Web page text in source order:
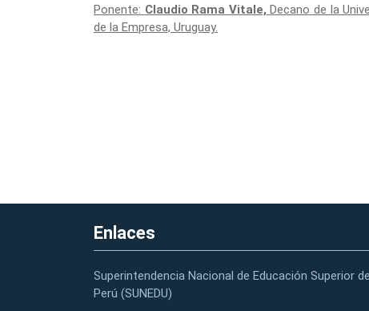
Ponente: Claudio Rama Vitale, Decano de la
de la Empresa, Uruguay.
Enlaces
Superintendencia Nacional de Educación Superior
Perú (SUNEDU)